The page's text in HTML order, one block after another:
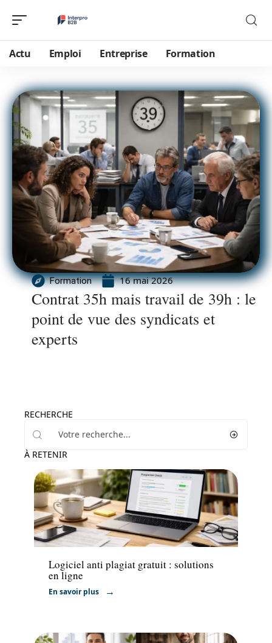
Actu Emploi Entreprise Formation
Formation 16 mai 2026
Contrat 35h mais travail de 39h : le
point de vue des syndicats et
experts
RECHERCHE
À RETENIR
Formation
Logiciel anti plagiat gratuit : solutions
en ligne
En savoir plus